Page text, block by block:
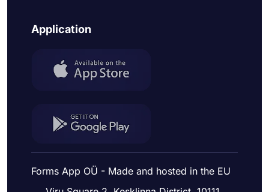
Application
Forms App OÜ - Made and hosted in the EU